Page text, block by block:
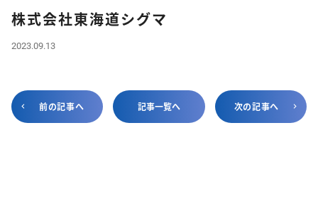
株式会社東海道シグマ
2023.09.13
前の記事へ 記事一覧へ 次の記事へ